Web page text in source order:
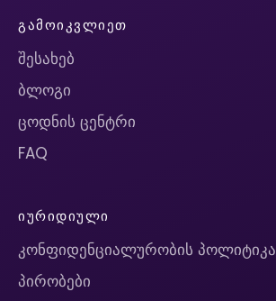
ᲒᲐᲛᲝᲘᲙᲕᲚᲘᲔᲗ
შესახებ
ბლოგი
ცოდნის ცენტრი
FAQ
ᲘᲣᲠᲘᲓᲘᲣᲚᲘ
კონფიდენციალურობის პოლიტიკა
პირობები